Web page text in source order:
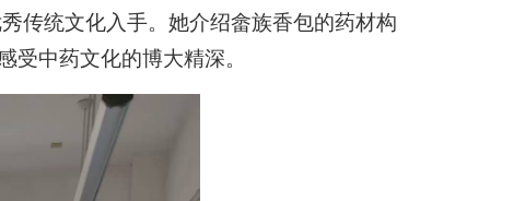
传统文化入手。她介绍畲族香包的药材构
中药文化的博大精深。